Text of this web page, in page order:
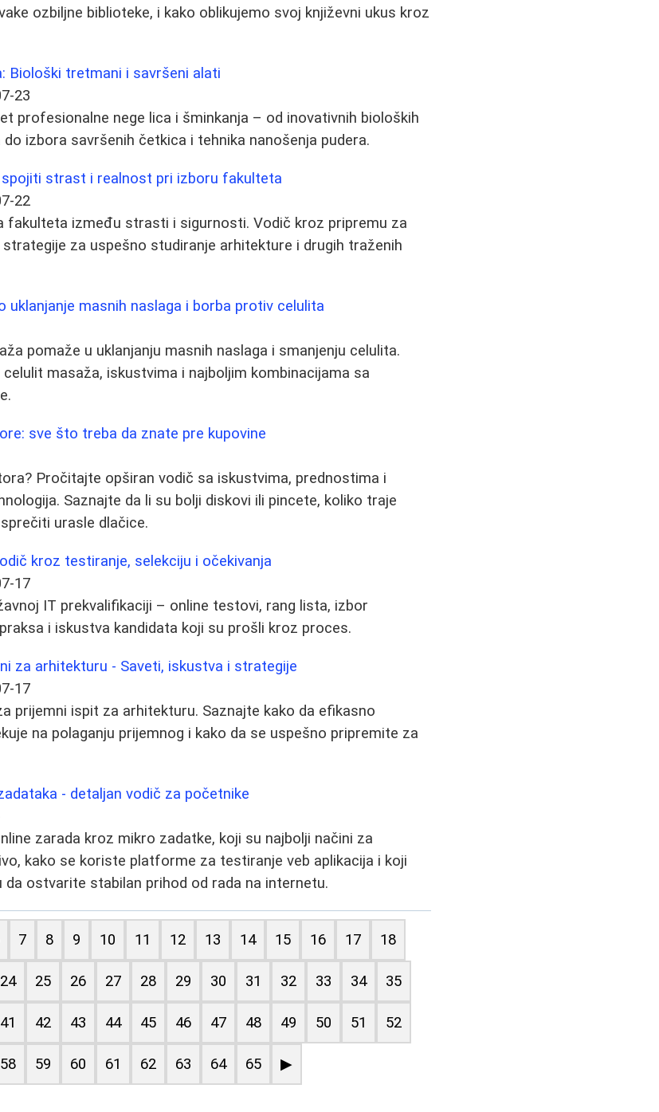
ozbiljne biblioteke, i kako oblikujemo svoj književni ukus kroz
Biološki tretmani i savršeni alati
23
profesionalne nege lica i šminkanja – od inovativnih bioloških
izbora savršenih četkica i tehnika nanošenja pudera.
spojiti strast i realnost pri izboru fakulteta
22
fakulteta između strasti i sigurnosti. Vodič kroz pripremu za
za uspešno studiranje arhitekture i drugih traženih
uklanjanje masnih naslaga i borba protiv celulita
pomaže u uklanjanju masnih naslaga i smanjenju celulita.
masaža, iskustvima i najboljim kombinacijama sa
sve što treba da znate pre kupovine
Pročitajte opširan vodič sa iskustvima, prednostima i
Saznajte da li su bolji diskovi ili pincete, koliko traje
urasle dlačice.
kroz testiranje, selekciju i očekivanja
17
IT prekvalifikaciji – online testovi, rang lista, izbor
i iskustva kandidata koji su prošli kroz proces.
za arhitekturu - Saveti, iskustva i strategije
17
prijemni ispit za arhitekturu. Saznajte kako da efikasno
na polaganju prijemnog i kako da se uspešno pripremite za
- detaljan vodič za početnike
zarada kroz mikro zadatke, koji su najbolji načini za
kako se koriste platforme za testiranje veb aplikacija i koji
da ostvarite stabilan prihod od rada na internetu.
7 8 9 10 11 12 13 14 15 16 17 18
24 25 26 27 28 29 30 31 32 33 34 35
41 42 43 44 45 46 47 48 49 50 51 52
58 59 60 61 62 63 64 65 ▶